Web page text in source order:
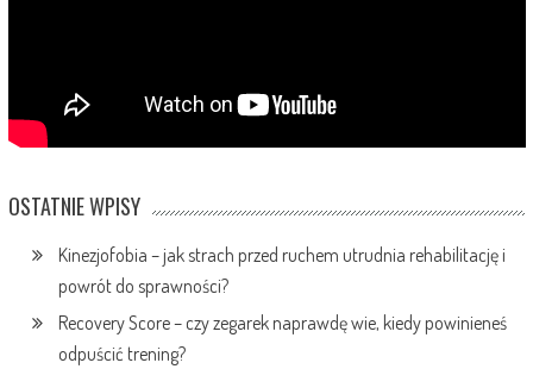
OSTATNIE WPISY
Kinezjofobia – jak strach przed ruchem utrudnia rehabilitację i
powrót do sprawności?
Recovery Score – czy zegarek naprawdę wie, kiedy powinieneś
odpuścić trening?